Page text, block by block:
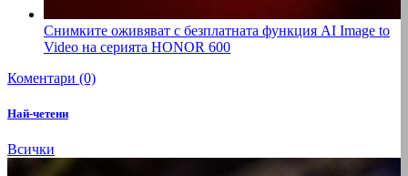
Снимките оживяват с безплатната функция AI Image to
Video на серията HONOR 600
Коментари (0)
Най-четени
Всички